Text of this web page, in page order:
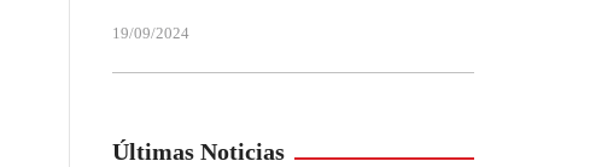
19/09/2024
Últimas Noticias